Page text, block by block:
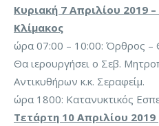
Κυριακή 7 Απριλίου 2019
Κλίμακος
ώρα 07:00 – 10:00: Όρθρος –
Θα ιερουργήσει ο Σεβ.
Αντικυθήρων κ.κ. Σεραφείμ.
ώρα 1800: Κατανυκτικός
Τετάρτη 10 Απριλίου 2019